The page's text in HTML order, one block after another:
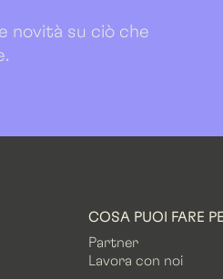
novità su ciò che
COSA PUOI FARE
Partner
Lavora con noi